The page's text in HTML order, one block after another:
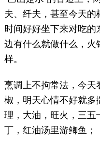
夫、纤夫，甚至今天
时间好好坐下来对吃
边有什么就做什么，火
样。
烹调上不拘常法，今天
椒，明天心情不好就多
理，大油，旺火，三五
丁，红油汤里游鲫鱼；